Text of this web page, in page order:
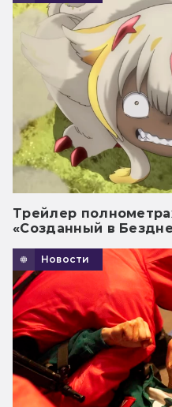
Трейлер
«Созданный в
Новости